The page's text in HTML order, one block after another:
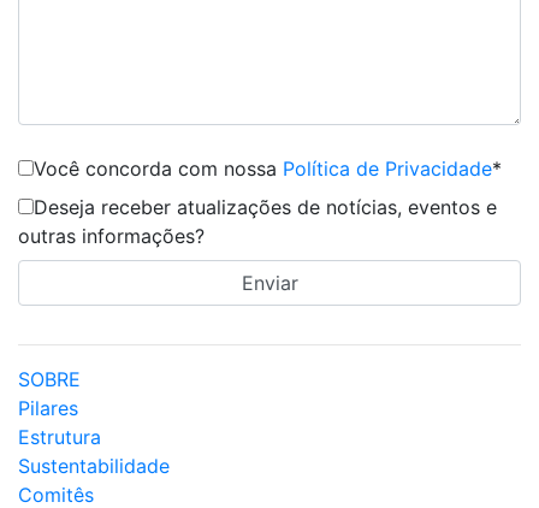
Você concorda com nossa Política de Privacidade*
Deseja receber atualizações de notícias, eventos e
outras informações?
SOBRE
Pilares
Estrutura
Sustentabilidade
Comitês